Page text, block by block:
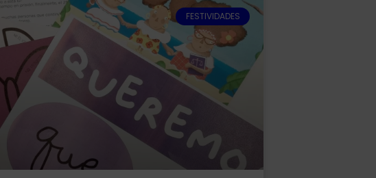
FESTIVIDADES